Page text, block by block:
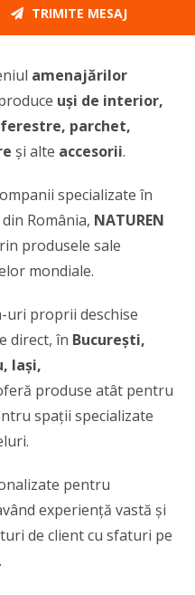
TRIMITE MESAJ
amenajărilor
uși de interior,
ferestre, parchet,
și alte accesorii.
specializate în
România, NATUREN
produsele sale
mondiale.
uri proprii deschise
direct, în București,
Iași,
produse atât pentru
spații specializate
pentru
experienţă vastă şi
de client cu sfaturi pe